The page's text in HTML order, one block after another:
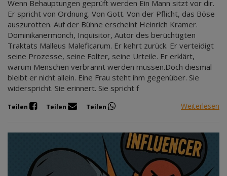
Wenn Behauptungen geprüft werden Ein Mann sitzt vor dir.
Er spricht von Ordnung. Von Gott. Von der Pflicht, das Böse
auszurotten. Auf der Bühne erscheint Heinrich Kramer.
Dominikanermönch, Inquisitor, Autor des berüchtigten
Traktats Malleus Maleficarum. Er kehrt zurück. Er verteidigt
seine Prozesse, seine Folter, seine Urteile. Er erklärt,
warum Menschen verbrannt werden müssen.Doch diesmal
bleibt er nicht allein. Eine Frau steht ihm gegenüber. Sie
widerspricht. Sie erinnert. Sie spricht f
Teilen Teilen Teilen Weiterlesen